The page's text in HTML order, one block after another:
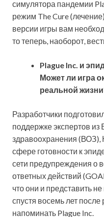
симулятора пандемии
режим The Cure
версии игры вам
то теперь, наоборот,
Plague Inc. и
Может ли игра
реальной
Разработчики
поддержке экспертов
здравоохранения (ВОЗ),
сфере готовности к
сети предупреждения о
ответных действий
что они и представить
спустя восемь лет после
напоминать Plague Inc.